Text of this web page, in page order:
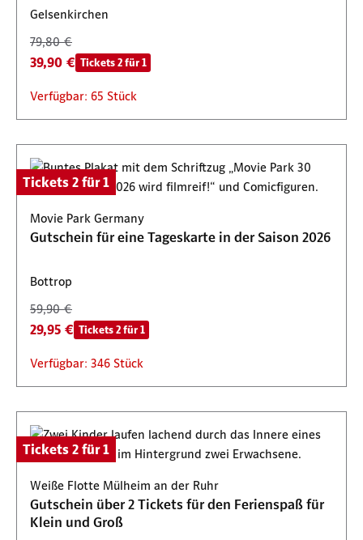
Gelsenkirchen
79,80 €
39,90 € Tickets 2 für 1
Verfügbar: 65 Stück
Tickets 2 für 1
Movie Park Germany
Gutschein für eine Tageskarte in der Saison 2026
Bottrop
59,90 €
29,95 € Tickets 2 für 1
Verfügbar: 346 Stück
Tickets 2 für 1
Weiße Flotte Mülheim an der Ruhr
Gutschein über 2 Tickets für den Ferienspaß für
Klein und Groß